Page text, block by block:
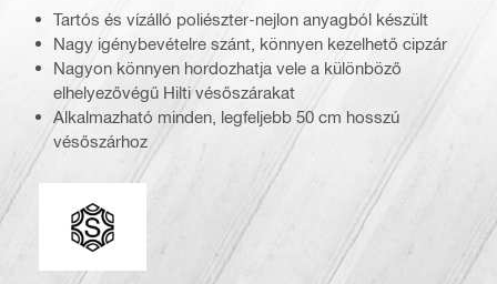
Tartós és vízálló poliészter-nejlon anyagból készült
Nagy igénybevételre szánt, könnyen kezelhető cipzár
Nagyon könnyen hordozhatja vele a különböző
elhelyezővégű Hilti vésőszárakat
Alkalmazható minden, legfeljebb 50 cm hosszú
vésőszárhoz
Csatlakozóvég